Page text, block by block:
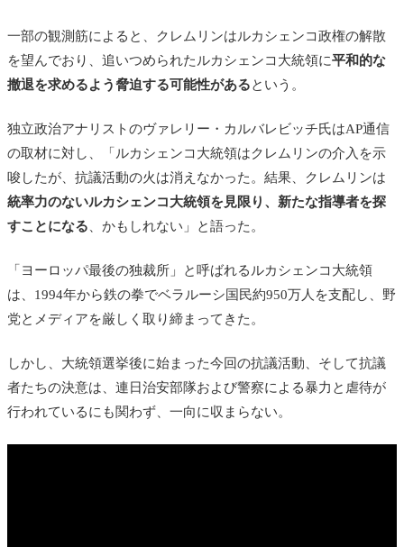
一部の観測筋によると、クレムリンはルカシェンコ政権の解散
を望んでおり、追いつめられたルカシェンコ大統領に平和的な
撤退を求めるよう脅迫する可能性があるという。
独立政治アナリストのヴァレリー・カルバレビッチ氏はAP通信
の取材に対し、「ルカシェンコ大統領はクレムリンの介入を示
唆したが、抗議活動の火は消えなかった。結果、クレムリンは
統率力のないルカシェンコ大統領を見限り、新たな指導者を探
すことになる 、かもしれない」と語った。
「ヨーロッパ最後の独裁所」と呼ばれるルカシェンコ大統領
は、1994年から鉄の拳でベラルーシ国民約950万人を支配し、野
党とメディアを厳しく取り締まってきた。
しかし、大統領選挙後に始まった今回の抗議活動、そして抗議
者たちの決意は、連日治安部隊および警察による暴力と虐待が
行われているにも関わず、一向に収まらない。